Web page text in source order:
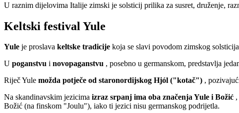
U raznim dijelovima Italije zimski je solsticij prilika za susret, druženje,
Keltski festival Yule
Yule je proslava keltske tradicije koja se slavi povodom zimskog
U poganstvu i novopaganstvu , posebno u germanskom, predstavlja
Riječ Yule možda potječe od staronordijskog Hjól ("kotač") ,
Na skandinavskim jezicima izraz srpanj ima oba značenja Yule i Božić
Božić (na finskom "Joulu"), iako ti jezici nisu germanskog podrijetla.